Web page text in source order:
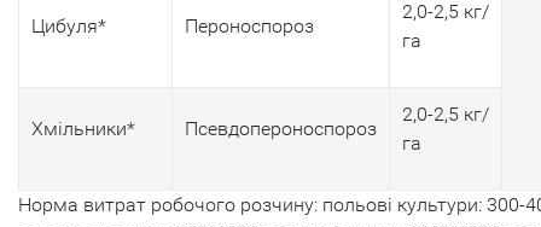
Цибуля* Пероноспороз
2,0-2,5 кг/
га
Хмільники* Псевдопероноспороз
2,0-2,5 кг/
га
Норма витрат робочого розчину: польові культури: 300-